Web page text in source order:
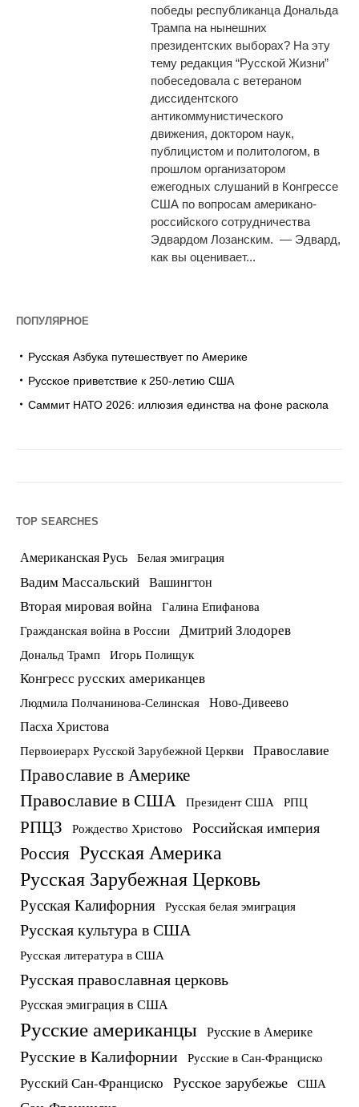
победы республиканца Дональда
Трампа на нынешних
президентских выборах? На эту
тему редакция “Русской Жизни”
побеседовала с ветераном
диссидентского
антикоммунистического
движения, доктором наук,
публицистом и политологом, в
прошлом организатором
ежегодных слушаний в Конгрессе
США по вопросам американо-
российского сотрудничества
Эдвардом Лозанским. — Эдвард,
как вы оценивает...
ПОПУЛЯРНОЕ
Русская Азбука путешествует по Америке
Русское приветствие к 250-летию США
Саммит НАТО 2026: иллюзия единства на фоне раскола
TOP SEARCHES
Американская Русь Белая эмиграция
Вадим Массальский Вашингтон
Вторая мировая война Галина Епифанова
Гражданская война в России Дмитрий Злодорев
Дональд Трамп Игорь Полищук
Конгресс русских американцев
Людмила Полчанинова-Селинская Ново-Дивеево
Пасха Христова
Первоиерарх Русской Зарубежной Церкви Православие
Православие в Америке
Православие в США Президент США РПЦ
РПЦЗ Рождество Христово Российская империя
Россия Русская Америка
Русская Зарубежная Церковь
Русская Калифорния Русская белая эмиграция
Русская культура в США
Русская литература в США
Русская православная церковь
Русская эмиграция в США
Русские американцы Русские в Америке
Русские в Калифорнии Русские в Сан-Франциско
Русский Сан-Франциско Русское зарубежье США